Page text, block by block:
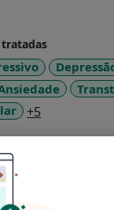
tratadas
+5
mais